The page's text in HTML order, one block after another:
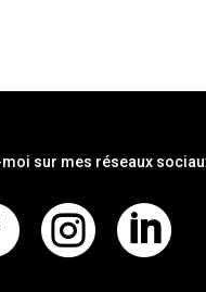
sur mes réseaux
 